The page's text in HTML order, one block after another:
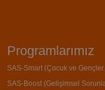
Programlarımız
SAS-Smart (Çocuk ve
SAS-Boost (Gelişimsel